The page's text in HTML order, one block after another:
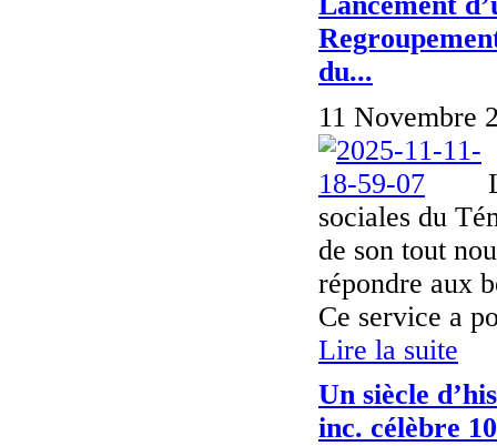
du...
11 Novembre
sociales du
de son tout
répondre aux
Ce service a
Lire la suite
Un siècle
inc. célèbre